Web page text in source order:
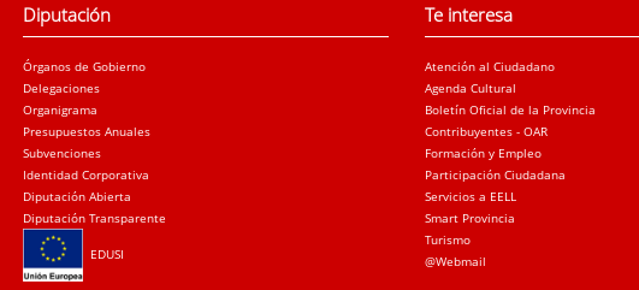
Diputación
Órganos de Gobierno
Delegaciones
Organigrama
Presupuestos Anuales
Subvenciones
Identidad Corporativa
Diputación Abierta
Diputación Transparente
EDUSI
Te interesa
Atención al Ciudadano
Agenda Cultural
Boletín Oficial de la Provincia
Contribuyentes - OAR
Formación y Empleo
Participación Ciudadana
Servicios a EELL
Smart Provincia
Turismo
@Webmail